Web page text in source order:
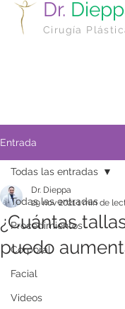
Dr.
Cirugía
Entrada
Todas las entradas
Procedimientos
Corporal
Facial
Videos
Todas las entradas
¿Cuántas
puedo
Dr. Dieppa
29 nov 20211 min de